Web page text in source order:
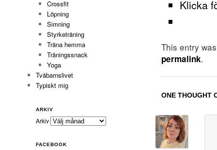
Klicka
This entry
permalink.
ONE THOUGHT
Crossfit
Löpning
Simning
Styrketräning
Träna hemma
Träningssnack
Yoga
Tvåbarnslivet
Typiskt mig
ARKIV
Arkiv
FACEBOOK